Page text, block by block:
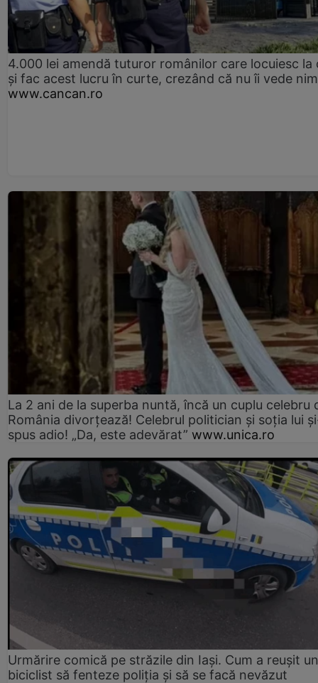
4.000 lei amendă tuturor românilor care locuiesc la
și fac acest lucru în curte, crezând că nu îi vede
www.cancan.ro
La 2 ani de la superba nuntă, încă un cuplu celebru
România divorțează! Celebrul politician și soția lui
spus adio! „Da, este adevărat” www.unica.ro
Urmărire comică pe străzile din Iași. Cum a reușit un
biciclist să fenteze poliția și să se facă nevăzut